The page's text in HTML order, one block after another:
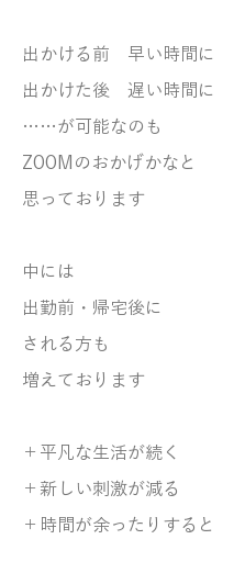
出かける前 早い時間に
出かけた後 遅い時間に
……が可能なのも
ZOOMのおかげかなと
思っております
中には
出勤前・帰宅後に
される方も
増えております
＋平凡な生活が続く
＋新しい刺激が減る
＋時間が余ったりすると